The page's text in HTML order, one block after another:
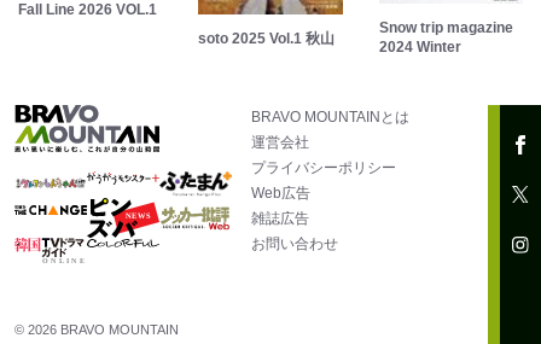
Fall Line 2026 VOL.1
soto 2025 Vol.1 秋山
Snow trip magazine
2024 Winter
BRAVO MOUNTAINとは
運営会社
プライバシーポリシー
Web広告
雑誌広告
お問い合わせ
© 2026 BRAVO MOUNTAIN